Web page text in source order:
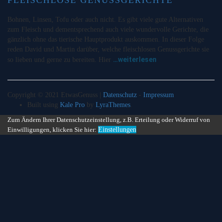
Bohnen, Linsen, Tofu oder auch nicht. Es gibt viele gute Alternativen
zum Fleisch und dementsprechend auch viele wundervolle Gerichte, die
gänzlich ohne das tierische Hauptprodukt auskommen. In dieser Folge
reden David und Martin darüber, welche fleischlosen Genussgerichte sie
so lieben und gerne zu bereiten. Hier …weiterlesen
Copyright © 2021 EtwasGenuss | Datenschutz - Impressum
Built using Kale Pro by LyraThemes
Zum Ändern Ihrer Datenschutzeinstellung, z.B. Erteilung oder Widerruf von
Einwilligungen, klicken Sie hier: Einstellungen